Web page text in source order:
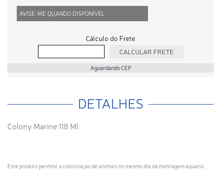
AVISE-ME QUANDO DISPONÍVEL
Cálculo do Frete
Aguardando CEP
DETALHES
Colony Marine 118 Ml
Este produto permite a colonizaçao de animais no mesmo dia da montagem aquario.